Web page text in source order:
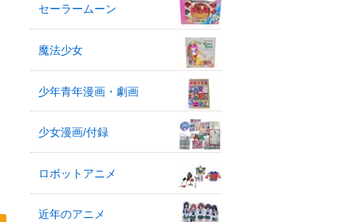
セーラームーン
魔法少女
少年青年漫画・劇画
少女漫画/付録
ロボットアニメ
近年のアニメ